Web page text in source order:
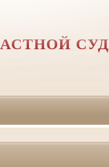
СУД